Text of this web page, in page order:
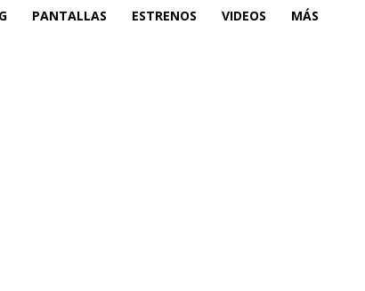
PANTALLAS ESTRENOS VIDEOS MÁS